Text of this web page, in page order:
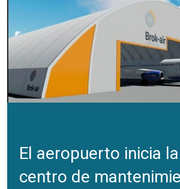
El aeropuerto inicia
centro de